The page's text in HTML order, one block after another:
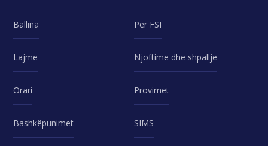
Ballina Për FSI
Lajme Njoftime dhe shpallje
Orari Provimet
Bashkëpunimet SIMS